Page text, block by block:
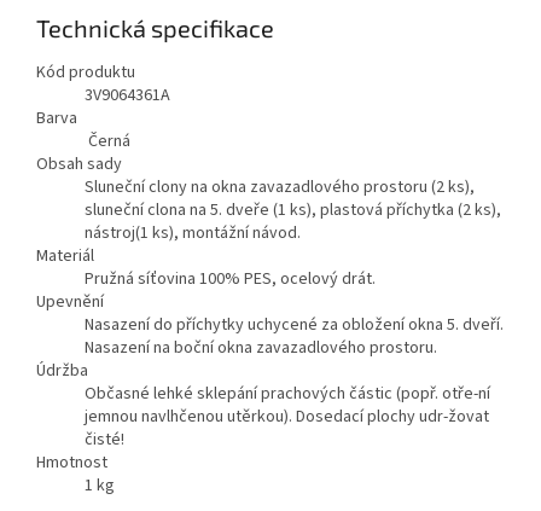
Technická specifikace
Kód produktu
3V9064361A
Barva
Černá
Obsah sady
Sluneční clony na okna zavazadlového prostoru (2 ks),
sluneční clona na 5. dveře (1 ks), plastová příchytka (2 ks),
nástroj(1 ks), montážní návod.
Materiál
Pružná síťovina 100% PES, ocelový drát.
Upevnění
Nasazení do příchytky uchycené za obložení okna 5. dveří.
Nasazení na boční okna zavazadlového prostoru.
Údržba
Občasné lehké sklepání prachových částic (popř. otře-ní
jemnou navlhčenou utěrkou). Dosedací plochy udr-žovat
čisté!
Hmotnost
1 kg